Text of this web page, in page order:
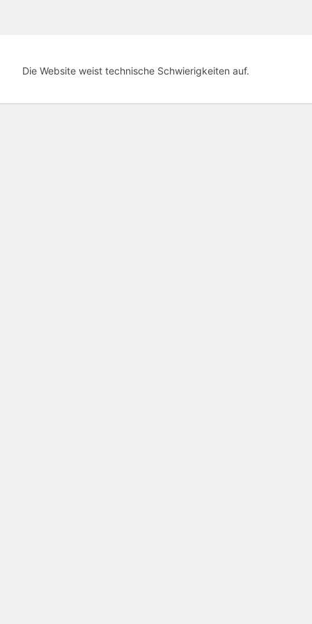
Die Website weist technische Schwierigkeiten auf.